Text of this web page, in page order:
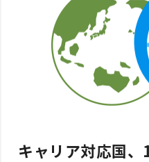
キャリア対応国